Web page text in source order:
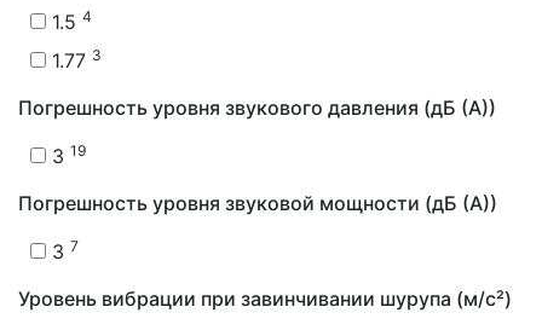
1.5 4
1.77 3
Погрешность уровня звукового давления (дБ (А))
3 19
Погрешность уровня звуковой мощности (дБ (А))
3 7
Уровень вибрации при завинчивании шурупа (м/с²)